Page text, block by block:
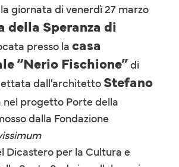
giornata di venerdì 27 marzo
della Speranza di
presso la casa
“Nerio Fischione”di
dall'architetto Stefano
nel progetto Porte della
dalla Fondazione
Dicastero per la Cultura e